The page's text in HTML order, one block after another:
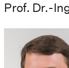
Prof. Dr.-